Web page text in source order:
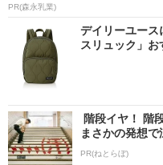
PR(森永乳業)
デイリーユース
スリュック」
階段イヤ！ 階
まさかの発想で
PR(ねとらぼ)